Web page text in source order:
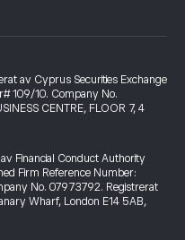
av Cyprus Securities Exchange
109/10. Company No.
CENTRE, FLOOR 7, 4
Financial Conduct Authority
Firm Reference Number:
No. 07973792. Registrerat
Wharf, London E14 5AB,